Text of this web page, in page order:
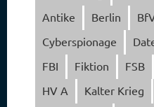
Antike
Berlin
Cyberspionage
FBI
Fiktion FSB
HV A
Kalter Krieg